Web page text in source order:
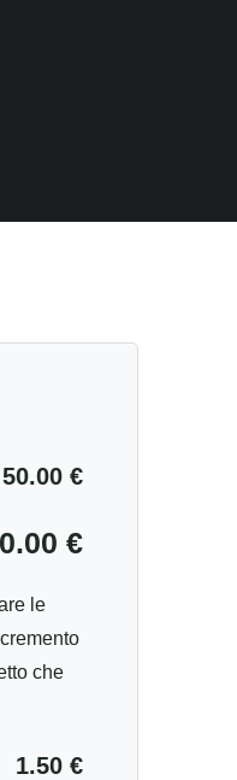
50.00 €
€
le
che
1.50 €